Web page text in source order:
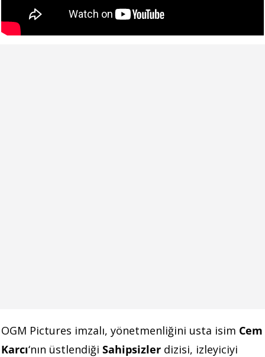
OGM Pictures imzalı, yönetmenliğini usta isim Cem
Karcı‘nın üstlendiği Sahipsizler dizisi, izleyiciyi